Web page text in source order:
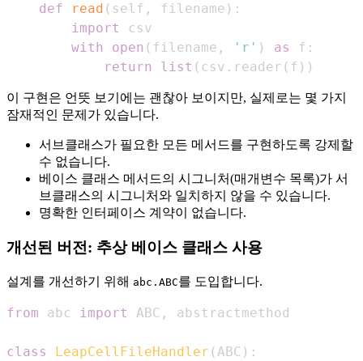
def
read ( self , filename ) :
import
with
open ( filename , 'r' ) as f :
return
list ( csv . reader ( f ) )
이 구현은 언뜻 보기에는 괜찮아 보이지만, 실제로는 몇 가지
잠재적인 문제가 있습니다.
서브클래스가 필요한 모든 메서드를 구현하도록 강제할
수 없습니다.
베이스 클래스 메서드의 시그니처(매개변수 목록)가 서
브클래스의 시그니처와 일치하지 않을 수 있습니다.
명확한 인터페이스 계약이 없습니다.
개선된 버전: 추상 베이스 클래스 사용
설계를 개선하기 위해 abc.ABC를 도입합니다.
from abc import ABC ,
class LeapCellFileHandler ( ABC ) :